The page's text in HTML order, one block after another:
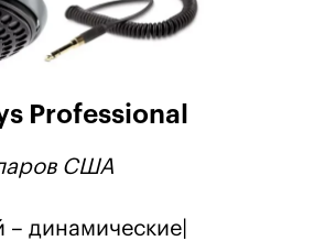
Professional
США
– динамические|